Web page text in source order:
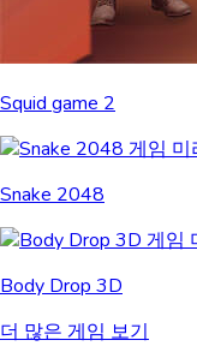
Squid game 2
Snake 2048
Body Drop 3D
더 많은 게임 보기